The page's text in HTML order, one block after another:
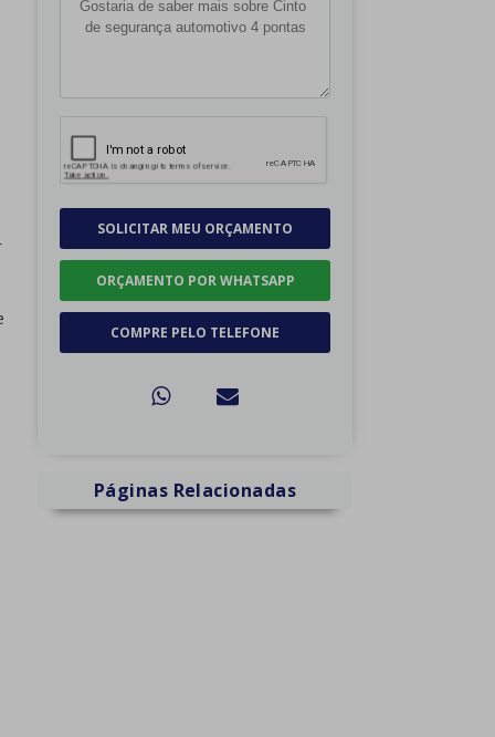
SOLICITAR MEU ORÇAMENTO
ORÇAMENTO POR WHATSAPP
COMPRE PELO TELEFONE
Páginas Relacionadas